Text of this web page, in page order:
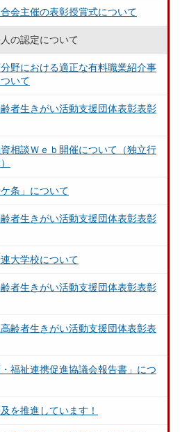
会主催の表彰授賞式について
の認定について
分野における適正な有料職業紹介事
いて
者生きがい活動支援団体表彰表彰
相談Ｗｅｂ開催について（独立行
条」について
者生きがい活動支援団体表彰表彰
大学校について
者生きがい活動支援団体表彰表彰
齢者生きがい活動支援団体表彰表
・福祉連携促進協議会報告書」につ
を推進しています！